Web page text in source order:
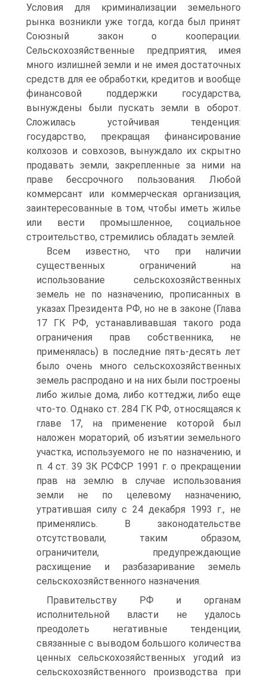
Условия для криминализации земельного
рынка возникли уже тогда, когда был принят
Союзный закон о кооперации.
Сельскохозяйственные предприятия, имея
много излишней земли и не имея достаточных
средств для ее обработки, кредитов и вообще
финансовой поддержки государства,
вынуждены были пускать земли в оборот.
Сложилась устойчивая тенденция:
государство, прекращая финансирование
колхозов и совхозов, вынуждало их скрытно
продавать земли, закрепленные за ними на
праве бессрочного пользования. Любой
коммерсант или коммерческая организация,
заинтересованные в том, чтобы иметь жилье
или вести промышленное, социальное
строительство, стремились обладать землей.
Всем известно, что при наличии
существенных ограничений на
использование сельскохозяйственных
земель не по назначению, прописанных в
указах Президента РФ, но не в законе (Глава
17 ГК РФ, устанавливавшая такого рода
ограничения прав собственника, не
применялась) в последние пять-десять лет
было очень много сельскохозяйственных
земель распродано и на них были построены
либо жилые дома, либо коттеджи, либо еще
что-то. Однако ст. 284 ГК РФ, относящаяся к
главе 17, на применение которой был
наложен мораторий, об изъятии земельного
участка, используемого не по назначению, и
п. 4 ст. 39 ЗК РСФСР 1991 г. о прекращении
прав на землю в случае использования
земли не по целевому назначению,
утратившая силу с 24 декабря 1993 г., не
применялись. В законодательстве
отсутствовали, таким образом,
ограничители, предупреждающие
расхищение и разбазаривание земель
сельскохозяйственного назначения.
Правительству РФ и органам
исполнительной власти не удалось
преодолеть негативные тенденции,
связанные с выводом большого количества
ценных сельскохозяйственных угодий из
сельскохозяйственного производства при